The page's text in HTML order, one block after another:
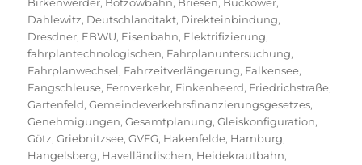
Dahlewitz, Deutschlandtakt, Direkteinbindung,
Dresdner, EBWU, Eisenbahn, Elektrifizierung,
fahrplantechnologischen, Fahrplanuntersuchung,
Fahrplanwechsel, Fahrzeitverlängerung, Falkensee,
Fangschleuse, Fernverkehr, Finkenheerd, Friedrichstraße,
Gartenfeld,Gemeindeverkehrsfinanzierungsgesetzes,
Genehmigungen,Gesamtplanung,Gleiskonfiguration,
Götz,Griebnitzsee,GVFG, Hakenfelde, Hamburg,
Hangelsberg, Havelländischen, Heidekrautbahn,